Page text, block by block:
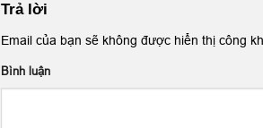
Trả lời
Email của bạn sẽ không được hiển thị công
Bình luận